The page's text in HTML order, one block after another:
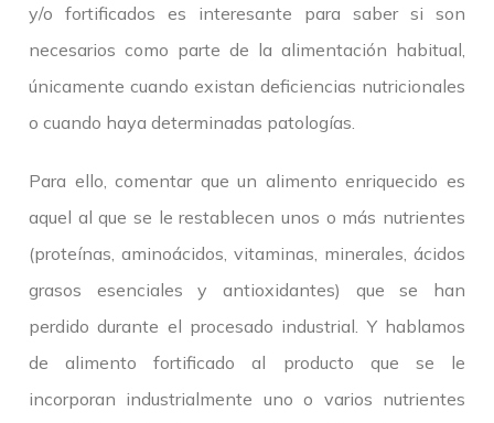
y/o fortificados es interesante para saber si son
necesarios como parte de la alimentación habitual,
únicamente cuando existan deficiencias nutricionales
o cuando haya determinadas patologías.
Para ello, comentar que un alimento enriquecido es
aquel al que se le restablecen unos o más nutrientes
(proteínas, aminoácidos, vitaminas, minerales, ácidos
grasos esenciales y antioxidantes) que se han
perdido durante el procesado industrial. Y hablamos
de alimento fortificado al producto que se le
incorporan industrialmente uno o varios nutrientes